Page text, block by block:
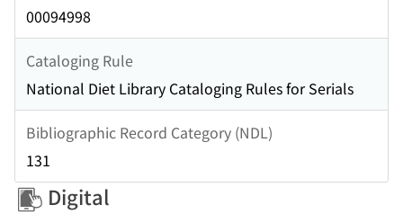
00094998
Cataloging Rule
National Diet Library Cataloging Rules for Serials
Bibliographic Record Category (NDL)
131
Digital